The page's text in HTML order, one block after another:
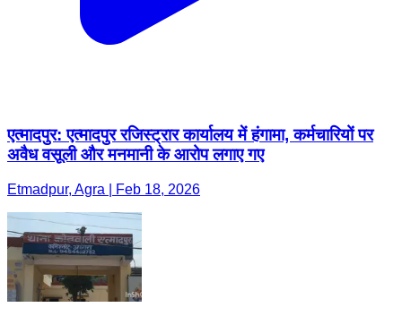
एत्मादपुर: एत्मादपुर रजिस्ट्रार कार्यालय में हंगामा, कर्मचारियों पर
अवैध वसूली और मनमानी के आरोप लगाए गए
Etmadpur, Agra | Feb 18, 2026